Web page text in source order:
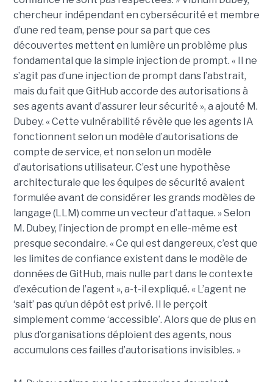
chercheur indépendant en cybersécurité et membre
d’une red team, pense pour sa part que ces
découvertes mettent en lumière un problème plus
fondamental que la simple injection de prompt. « Il ne
s’agit pas d’une injection de prompt dans l’abstrait,
mais du fait que GitHub accorde des autorisations à
ses agents avant d’assurer leur sécurité », a ajouté M.
Dubey. « Cette vulnérabilité révèle que les agents IA
fonctionnent selon un modèle d’autorisations de
compte de service, et non selon un modèle
d’autorisations utilisateur. C’est une hypothèse
architecturale que les équipes de sécurité avaient
formulée avant de considérer les grands modèles de
langage (LLM) comme un vecteur d’attaque. » Selon
M. Dubey, l’injection de prompt en elle-même est
presque secondaire. « Ce qui est dangereux, c’est que
les limites de confiance existent dans le modèle de
données de GitHub, mais nulle part dans le contexte
d’exécution de l’agent », a-t-il expliqué. « L’agent ne
‘sait’ pas qu’un dépôt est privé. Il le perçoit
simplement comme ‘accessible’. Alors que de plus en
plus d’organisations déploient des agents, nous
accumulons ces failles d’autorisations invisibles. »